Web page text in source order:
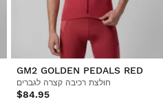
GM2 GOLDEN PEDALS RED
חולצת רכיבה קצרה לגברים
$84.95